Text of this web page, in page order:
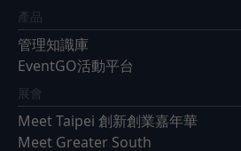
產品
管理知識庫
EventGO活動平台
展會
Meet Taipei 創新創業嘉年華
Meet Greater South